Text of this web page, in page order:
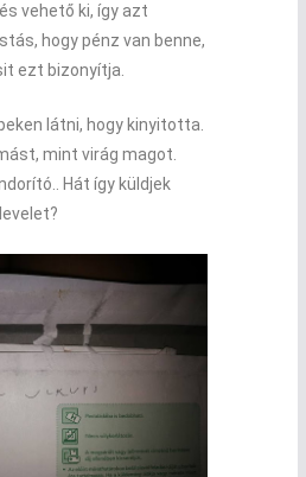
vehető ki, így azt
hogy pénz van benne,
ezt bizonyítja.
látni, hogy kinyitotta.
mint virág magot.
Hát így küldjek